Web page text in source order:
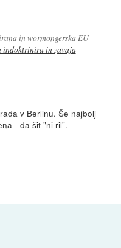
in wormongerska EU
indoktrinira in zavaja
v Berlinu. Še najbolj
- da šit "ni ril".